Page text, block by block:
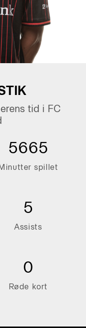
tid i FC
5665
spillet
5
Assists
0
Røde kort